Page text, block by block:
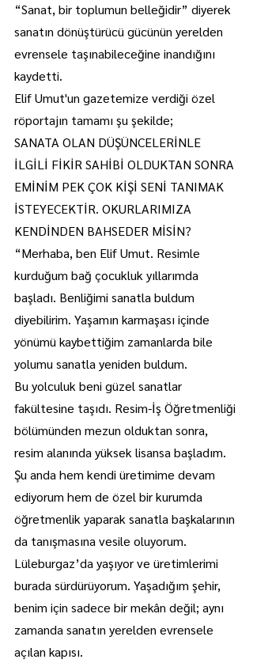
“Sanat, bir toplumun belleğidir” diyerek
sanatın dönüştürücü gücünün yerelden
evrensele taşınabileceğine inandığını
kaydetti.
Elif Umut'un gazetemize verdiği özel
röportajın tamamı şu şekilde;
SANATA OLAN DÜŞÜNCELERİNLE
İLGİLİ FİKİR SAHİBİ OLDUKTAN SONRA
EMİNİM PEK ÇOK KİŞİ SENİ TANIMAK
İSTEYECEKTİR. OKURLARIMIZA
KENDİNDEN BAHSEDER MİSİN?
“Merhaba, ben Elif Umut. Resimle
kurduğum bağ çocukluk yıllarımda
başladı. Benliğimi sanatla buldum
diyebilirim. Yaşamın karmaşası içinde
yönümü kaybettiğim zamanlarda bile
yolumu sanatla yeniden buldum.
Bu yolculuk beni güzel sanatlar
fakültesine taşıdı. Resim-İş Öğretmenliği
bölümünden mezun olduktan sonra,
resim alanında yüksek lisansa başladım.
Şu anda hem kendi üretimime devam
ediyorum hem de özel bir kurumda
öğretmenlik yaparak sanatla başkalarının
da tanışmasına vesile oluyorum.
Lüleburgaz’da yaşıyor ve üretimlerimi
burada sürdürüyorum. Yaşadığım şehir,
benim için sadece bir mekân değil; aynı
zamanda sanatın yerelden evrensele
açılan kapısı.